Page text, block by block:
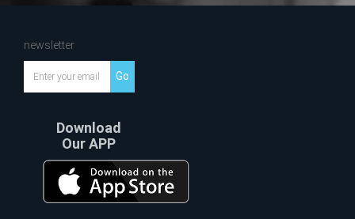
newsletter
Go
Download
Our APP